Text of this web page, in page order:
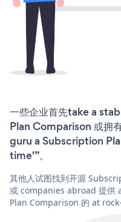
一些企业首先take a
Plan Comparison 或拥
guru a Subscription
time'”。
其他人试图找到开源
或 companies abroad 提供
Plan Comparison 的 at